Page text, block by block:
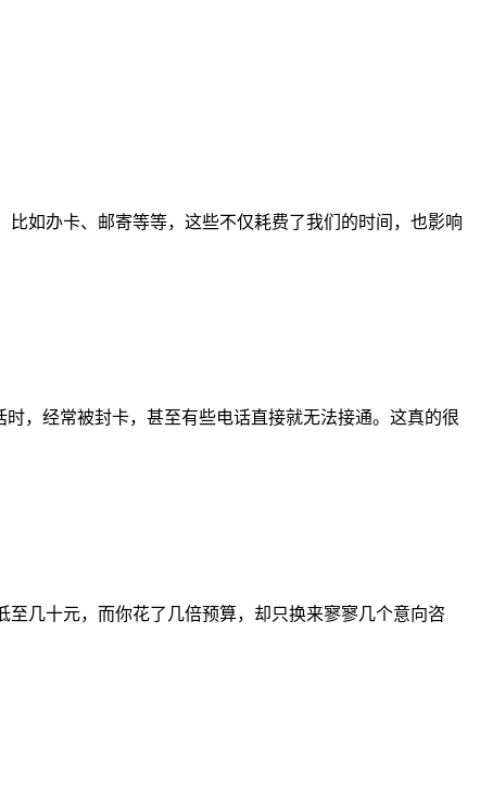
如办卡、邮寄等等，这些不仅耗费了我们的时间，也影响
，经常被封卡，甚至有些电话直接就无法接通。这真的很
几十元，而你花了几倍预算，却只换来寥寥几个意向咨